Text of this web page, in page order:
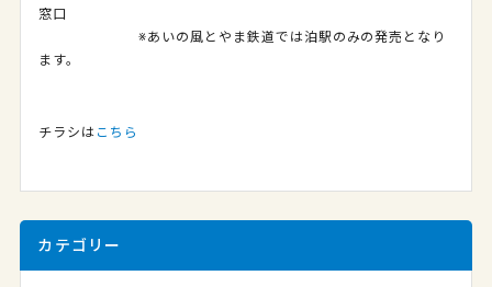
窓口
※あいの風とやま鉄道では泊駅のみの発売となり
ます。
チラシは こちら
カテゴリー